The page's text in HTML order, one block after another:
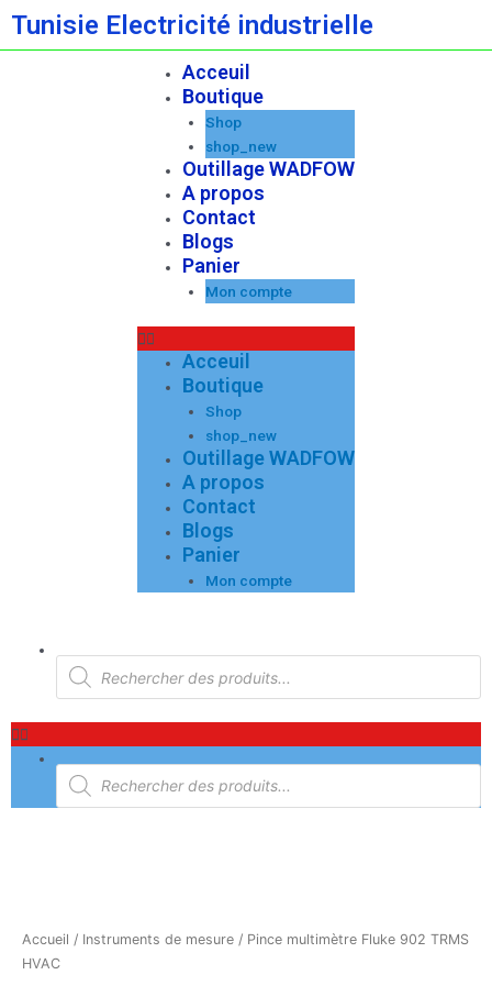
Tunisie Electricité industrielle
Acceuil
Boutique
Shop
shop_new
Outillage WADFOW
A propos
Contact
Blogs
Panier
Mon compte
Menu
Acceuil
Boutique
Shop
shop_new
Outillage WADFOW
A propos
Contact
Blogs
Panier
Mon compte
Recherche
de
produits
Menu
Recherche
de
produits
Accueil / Instruments de mesure / Pince multimètre Fluke 902 TRMS
HVAC